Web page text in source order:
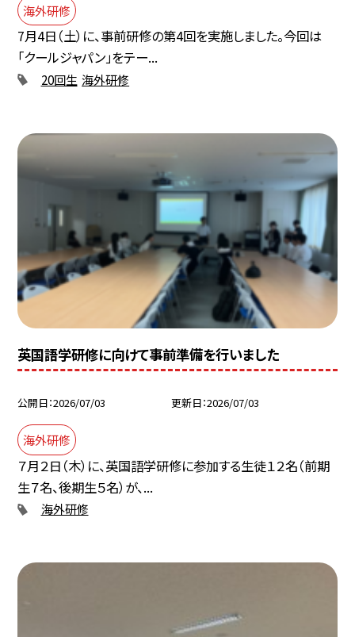
海外研修
7月4日（土）に、事前研修の第4回を実施しました。今回は
「クールジャパン」をテー...
20回生 海外研修
英国語学研修に向けて事前準備を行いました
公開日 2026/07/03 更新日 2026/07/03
海外研修
７月２日（木）に、英国語学研修に参加する生徒１２名（前期
生７名、後期生５名）が、...
海外研修